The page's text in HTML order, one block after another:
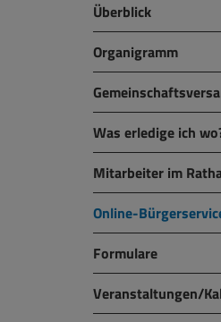
Überblick
Organigramm
Was erledige ich
Mitarbeiter im
Online-
Formulare
Veranstaltungen/